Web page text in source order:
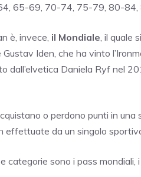
65-69, 70-74, 75-79, 80-84,
è, invece, il Mondiale , il quale
Iden, che ha vinto
Daniela Ryf nel
o perdono punti in
da un singolo
sono i pass mondiali,